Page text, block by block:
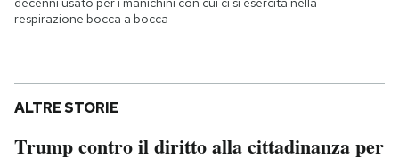
respirazione bocca a bocca
ALTRE STORIE
Trump contro il diritto alla cittadinanza per